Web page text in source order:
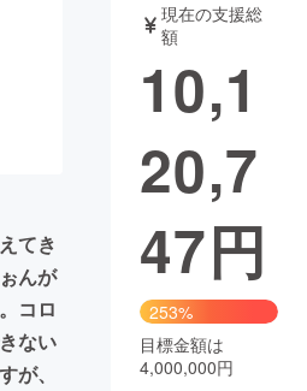
ジェット ゲーム・サ
チャレンジ
Good
CAMPFIRE Creation
納税 machi-ya コミュニティ
てき
んが
コロ
ない
が、
現在の支援総
額
10,1
20,7
47円
253%
目標金額は
4,000,000円